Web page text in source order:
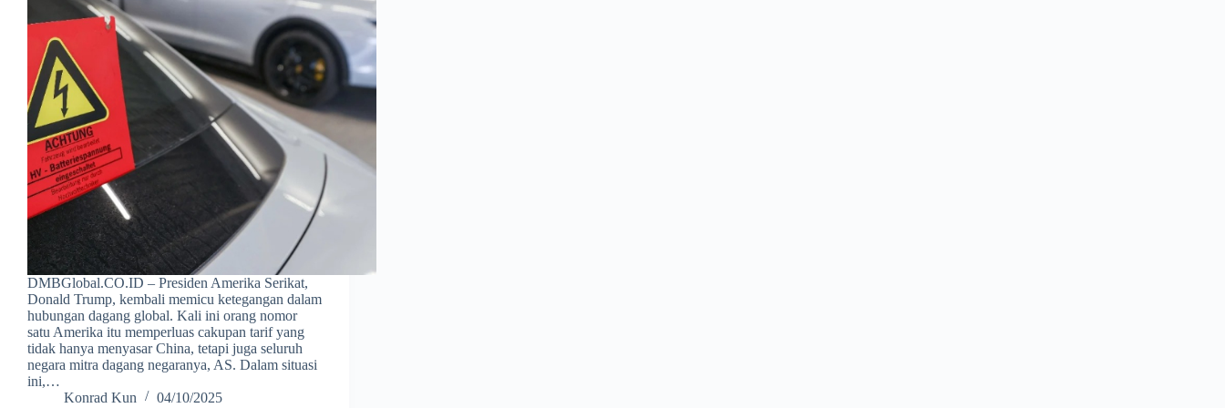
DMBGlobal.CO.ID – Presiden Amerika Serikat,
Donald Trump, kembali memicu ketegangan dalam
hubungan dagang global. Kali ini orang nomor
satu Amerika itu memperluas cakupan tarif yang
tidak hanya menyasar China, tetapi juga seluruh
negara mitra dagang negaranya, AS. Dalam situasi
ini,…
Konrad Kun
04/10/2025